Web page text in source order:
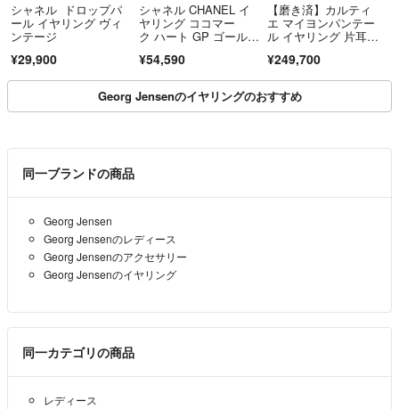
シャネル ドロップパ
ール イヤリング ヴィ
ンテージ
¥29,900
シャネル CHANEL イ
ヤリング ココマー
ク ハート GP ゴール
ク B22P 【箱】【中
古】
¥54,590
【磨き済】カルティ
エ マイヨンパンテー
ル イヤリング 片耳
¥249,700
Georg Jensenのイヤリングのおすすめ
同一ブランドの商品
Georg Jensen
Georg Jensenのレディース
Georg Jensenのアクセサリー
Georg Jensenのイヤリング
同一カテゴリの商品
レディース